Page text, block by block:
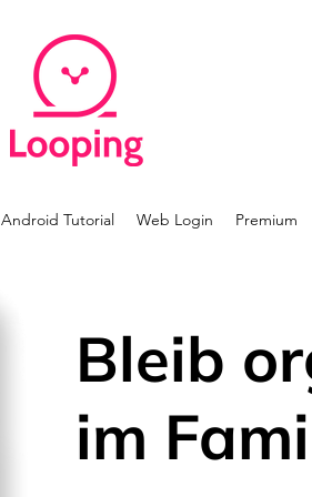
Android Tutorial Web Login Premium
Bleib
im